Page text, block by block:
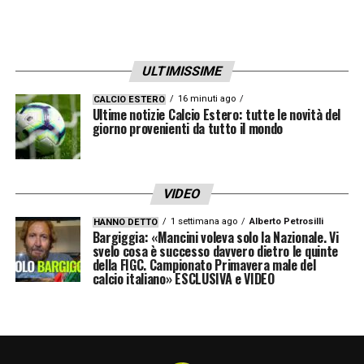
L’emergenza difensiva e i nomi sul
taccuino
Interpellato direttamente sulle voci di
centrocampista Martin Adeline e l’ala Pablo
Pagis (di proprietà del Lorient), l’allenatore si
è limitato a definirli «due buoni giocatori».
Il vero campanello d’allarme, tuttavia,
interventi mirati. «È un’evidenza assoluta», ha
ULTIMISSIME
CALCIO ESTERO 16 minuti ago
Ultime notizie Calcio Estero: tutte le novità del
giorno provenienti da tutto il mondo
VIDEO
HANNO DETTO 1 settimana ago Alberto Petrosilli
Bargiggia: «Mancini voleva solo la Nazionale. Vi
svelo cosa è successo davvero dietro le quinte
della FIGC. Campionato Primavera male del
calcio italiano» ESCLUSIVA e VIDEO